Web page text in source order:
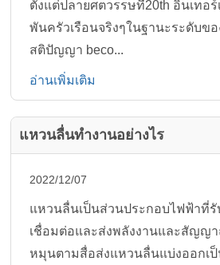
ตั้งแต่ปลายศตวรรษที่20th อินเทอร์
พันครัวเรือนจริงๆในฐานะระดับข
สติปัญญา beco...
อ่านเพิ่มเติม
แหวนลื่นทำงานอย่างไร
2022/12/07
แหวนลื่นเป็นส่วนประกอบไฟฟ้าที่
เชื่อมต่อและส่งพลังงานและสัญญา
หมุนตามสื่อส่งแหวนลื่นแบ่งออกเป็